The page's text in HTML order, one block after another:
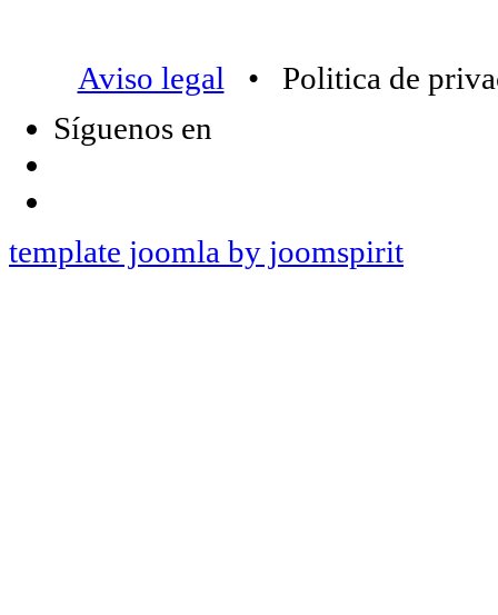
Aviso legal • Politica de
Síguenos en
template joomla by joomspirit